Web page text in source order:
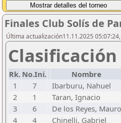
Finales Club Solís de
Última actualización11.11.2025
Rk. No.Ini. Nombre
1
7 Ibarburu, Nahuel
2
1 Taran, Ignacio
3
6 De los Reyes, Mauro
4
4 Chinelli, Gabriel